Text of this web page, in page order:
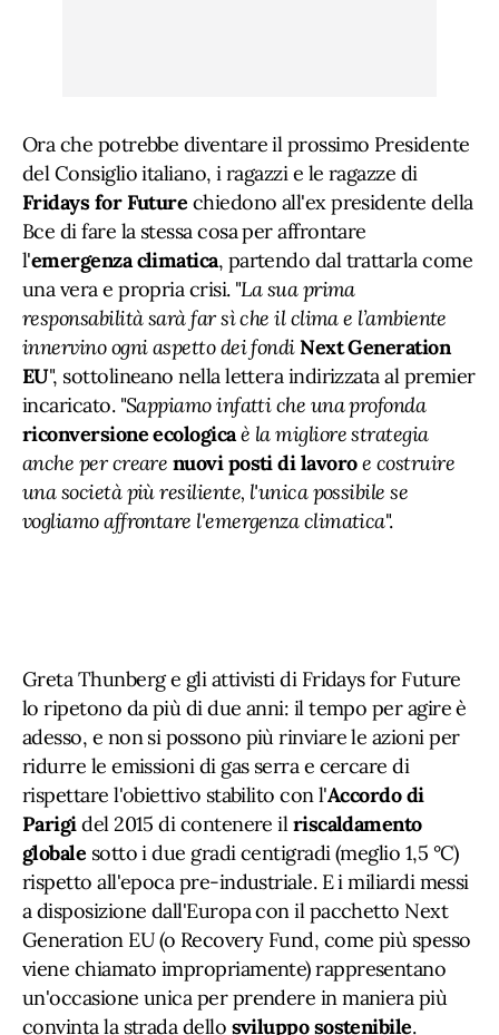
Ora che potrebbe diventare il prossimo Presidente
del Consiglio italiano, i ragazzi e le ragazze di
Fridays for Future chiedono all'ex presidente della
Bce di fare la stessa cosa per affrontare
l'emergenza climatica, partendo dal trattarla come
una vera e propria crisi. "La sua prima
responsabilità sarà far sì che il clima e l’ambiente
innervino ogni aspetto dei fondiNext Generation
EU", sottolineano nella lettera indirizzata al premier
incaricato. "Sappiamo infatti che una profonda
riconversione ecologicaè la migliore strategia
anche per creare nuovi posti di lavoroe costruire
una società più resiliente, l'unica possibile se
vogliamo affrontare l'emergenza climatica".
Greta Thunberg e gli attivisti di Fridays for Future
lo ripetono da più di due anni: il tempo per agire è
adesso, e non si possono più rinviare le azioni per
ridurre le emissioni di gas serra e cercare di
rispettare l'obiettivo stabilito con l'Accordo di
Parigidel 2015 di contenere ilriscaldamento
globale sotto i due gradi centigradi (meglio 1,5 °C)
rispetto all'epoca pre-industriale. E i miliardi messi
a disposizione dall'Europa con il pacchetto Next
Generation EU (o Recovery Fund, come più spesso
viene chiamato impropriamente) rappresentano
un'occasione unica per prendere in maniera più
convinta la strada dello sviluppo sostenibile.